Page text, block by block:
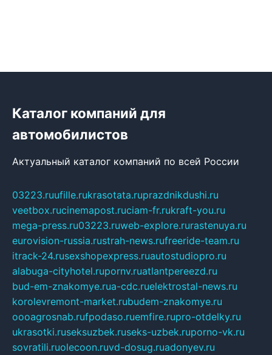
Каталог компаний для
автомобилистов
Актуальный каталог компаний по всей России
03223.ruufille.rukrasotata.ruprazdnikdushi.ru
veetbox.rucinemapost.ruciam-fr.rukraft-you.ru
mega-press.ru03223.ruweb-explore.rurastenuya.ru
eurovision-russia.rustrah-news.rufreeride-team.ru
itrack-24.rusexshopexpress.ruautostudiopro.ru
alabuga-cityhotel.rupornv.ruatlantpereezd.ru
bud-em-znakomye.rua-cdc.ruelektrostal-news.ru
korolevremont-market.rubudem-znakomye.ru
oooagrosnab.rufpodaso.ruemfire.rupro-otdelky.ru
ukrasotki.ruseksuzbek.ruseks-uzbek.ruporno-vk.ru
sovratili.ruolecoon.ruvd-dosug.ruadonyev.ru